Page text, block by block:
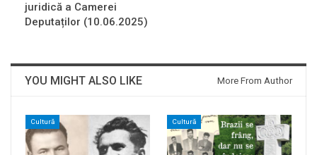
juridică a Camerei
Deputaților (10.06.2025)
YOU MIGHT ALSO LIKE More From Author
Cultură Cultură